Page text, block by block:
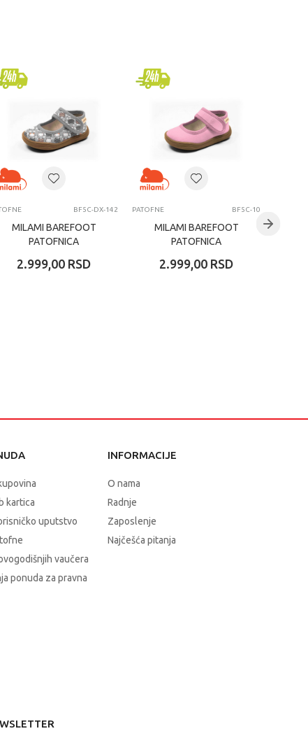
BF5C-DX-142
MILAMI BAREFOOT
PATOFNICA
2.999,00 RSD
PATOFNE BF5C-10
MILAMI BAREFOOT
PATOFNICA
2.999,00 RSD
kartica
uputstvo
vaučera
ponuda za pravna
INFORMACIJE
O nama
Radnje
Zaposlenje
Najčešća pitanja